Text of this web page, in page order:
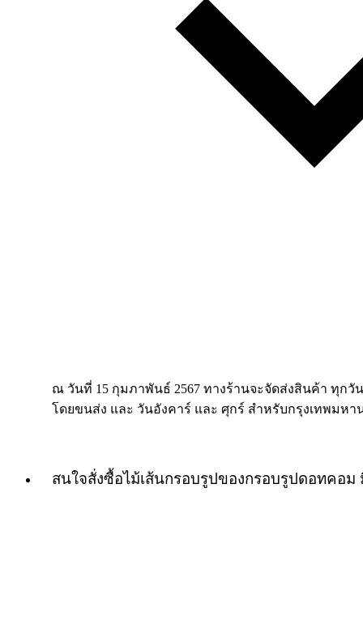
ณ วันที่ 15 กุมภาพันธ์ 2567 ทางร้านจะจัดส่งสินค้า ทุกวั
โดยขนส่ง และ วันอังคาร์ และ ศุกร์ สำหรับกรุงเทพมห
สนใจสั่งซื้อไม้เส้นกรอบรูปของกรอบรูปดอทคอ